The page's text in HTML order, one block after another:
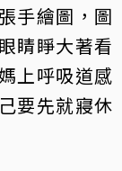
手繪圖，圖
睛睜大著看
上呼吸道感
要先就寢休